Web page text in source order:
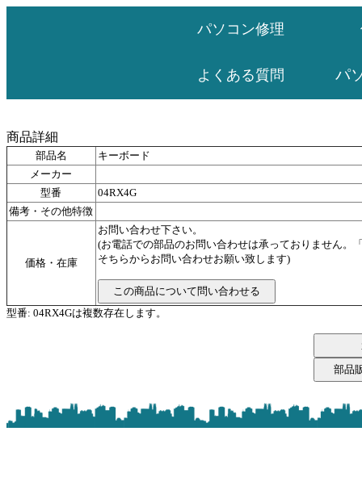
パソコン修理
よくある質問 パ
商品詳細
部品名
キーボード
メーカー
型番
04RX4G
備考・その他特徴
価格・在庫
お問い合わせ下さい。
(お電話での部品のお問い合わせは承っておりません。
そちらからお問い合わせお願い致します)
型番: 04RX4Gは複数存在します。